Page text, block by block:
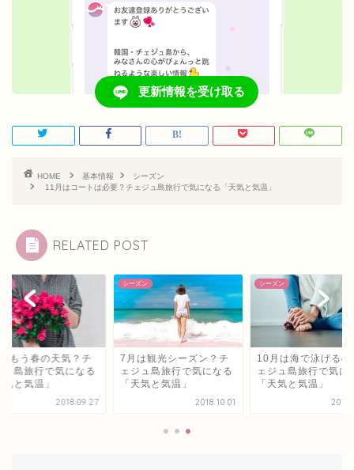
更新情報を受け取る
HOME 基本情報
シーズン
11月はコートは必要？チェジュ島旅行で気になる「天気と気温」
RELATED POST
もう春の天気？チ
ュ島旅行で気になる
と気温」
2018.09.27
シーズン
7月は観光シーズン？チ
ェジュ島旅行で気になる
「天気と気温」
2018.10.01
シーズン
10月は海で泳げるの
ェジュ島旅行で気に
「天気と気温」